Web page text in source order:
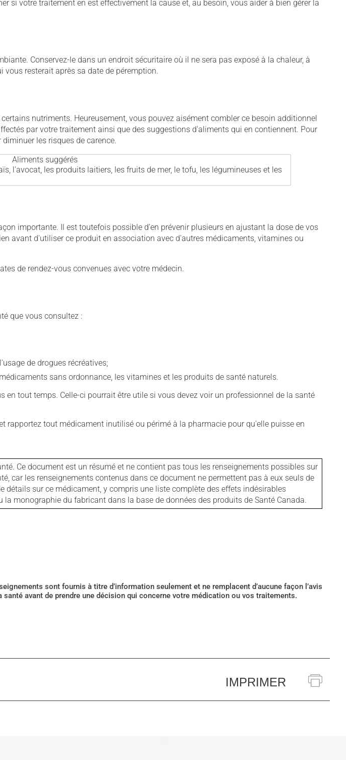
si votre traitement en est effectivement la cause et, au besoin, vous aider à bien gérer la
Conservez-le dans un endroit sécuritaire où il ne sera pas exposé à la chaleur, à
resterait après sa date de péremption.
nutriments. Heureusement, vous pouvez aisément combler ce besoin additionnel
par votre traitement ainsi que des suggestions d'aliments qui en contiennent. Pour
les risques de carence.
Aliments suggérés
l'avocat, les produits laitiers, les fruits de mer, le tofu, les légumineuses et les
importante. Il est toutefois possible d'en prévenir plusieurs en ajustant la dose de vos
avant d'utiliser ce produit en association avec d'autres médicaments, vitamines ou
de rendez-vous convenues avec votre médecin.
que vous consultez :
de drogues récréatives;
sans ordonnance, les vitamines et les produits de santé naturels.
tout temps. Celle-ci pourrait être utile si vous devez voir un professionnel de la santé
rapportez tout médicament inutilisé ou périmé à la pharmacie pour qu'elle puisse en
Ce document est un résumé et ne contient pas tous les renseignements possibles sur
car les renseignements contenus dans ce document ne permettent pas à eux seuls de
sur ce médicament, y compris une liste complète des effets indésirables
monographie du fabricant dans la base de données des produits de Santé Canada.
sont fournis à titre d’information seulement et ne remplacent d’aucune façon l’avis
avant de prendre une décision qui concerne votre médication ou vos traitements.
IMPRIMER